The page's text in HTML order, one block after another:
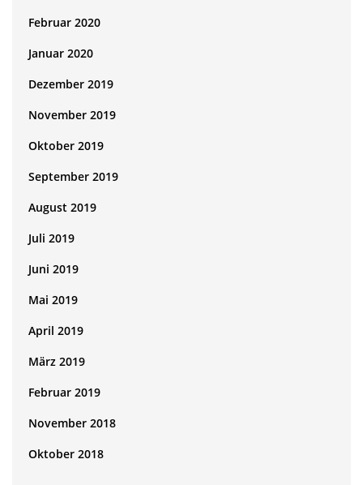
Februar 2020
Januar 2020
Dezember 2019
November 2019
Oktober 2019
September 2019
August 2019
Juli 2019
Juni 2019
Mai 2019
April 2019
März 2019
Februar 2019
November 2018
Oktober 2018